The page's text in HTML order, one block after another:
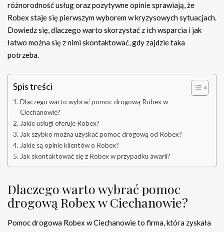
różnorodność usług oraz pozytywne opinie sprawiają, że
Robex staje się pierwszym wyborem w kryzysowych sytuacjach.
Dowiedz się, dlaczego warto skorzystać z ich wsparcia i jak
łatwo można się z nimi skontaktować, gdy zajdzie taka
potrzeba.
Spis treści
Dlaczego warto wybrać pomoc drogową Robex w
Ciechanowie?
Jakie usługi oferuje Robex?
Jak szybko można uzyskać pomoc drogową od Robex?
Jakie są opinie klientów o Robex?
Jak skontaktować się z Robex w przypadku awarii?
Dlaczego warto wybrać pomoc
drogową Robex w Ciechanowie?
Pomoc drogowa Robex w Ciechanowie to firma, która zyskała